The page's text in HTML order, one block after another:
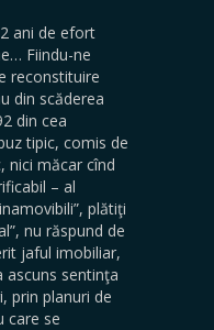
ani de efort
Fiindu-ne
reconstituire
din scăderea
din cea
tipic, comis de
nici măcar cînd
– al
plătiţi
nu răspund de
jaful imobiliar,
ascuns sentinţa
prin planuri de
care se